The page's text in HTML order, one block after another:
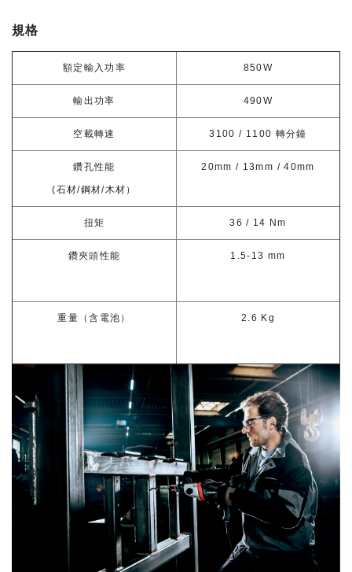
規格
額定輸入功率 850W
輸出功率 490W
空載轉速 3100 / 1100 轉分鐘
鑽孔性能
(石材/鋼材/木材）
20mm / 13mm / 40mm
扭矩 36 / 14 Nm
鑽夾頭性能 1.5-13 mm
重量（含電池） 2.6 Kg